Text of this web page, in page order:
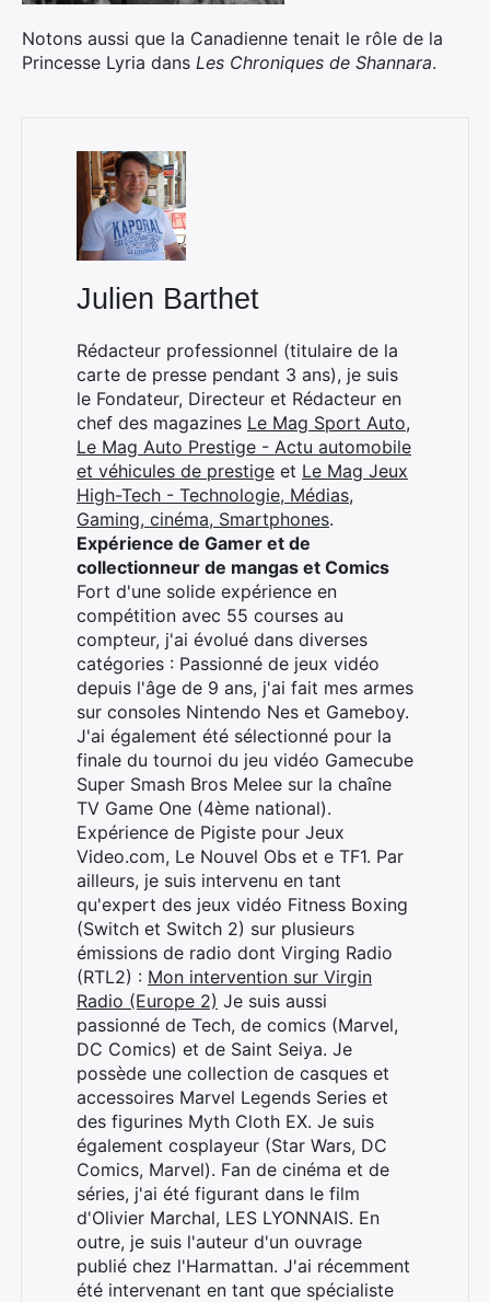
Notons aussi que la Canadienne tenait le rôle de la
Princesse Lyria dans Les Chroniques de Shannara.
Julien Barthet
Rédacteur professionnel (titulaire de la
carte de presse pendant 3 ans), je suis
le Fondateur, Directeur et Rédacteur en
chef des magazines Le Mag Sport Auto,
Le Mag Auto Prestige - Actu automobile
et véhicules de prestige et Le Mag Jeux
High-Tech - Technologie, Médias,
Gaming, cinéma, Smartphones.
Expérience de Gamer et de
collectionneur de mangas et Comics
Fort d'une solide expérience en
compétition avec 55 courses au
compteur, j'ai évolué dans diverses
catégories : Passionné de jeux vidéo
depuis l'âge de 9 ans, j'ai fait mes armes
sur consoles Nintendo Nes et Gameboy.
J'ai également été sélectionné pour la
finale du tournoi du jeu vidéo Gamecube
Super Smash Bros Melee sur la chaîne
TV Game One (4ème national).
Expérience de Pigiste pour Jeux
Video.com, Le Nouvel Obs et e TF1. Par
ailleurs, je suis intervenu en tant
qu'expert des jeux vidéo Fitness Boxing
(Switch et Switch 2) sur plusieurs
émissions de radio dont Virging Radio
(RTL2) : Mon intervention sur Virgin
Radio (Europe 2) Je suis aussi
passionné de Tech, de comics (Marvel,
DC Comics) et de Saint Seiya. Je
possède une collection de casques et
accessoires Marvel Legends Series et
des figurines Myth Cloth EX. Je suis
également cosplayeur (Star Wars, DC
Comics, Marvel). Fan de cinéma et de
séries, j'ai été figurant dans le film
d'Olivier Marchal, LES LYONNAIS. En
outre, je suis l'auteur d'un ouvrage
publié chez l'Harmattan. J'ai récemment
été intervenant en tant que spécialiste